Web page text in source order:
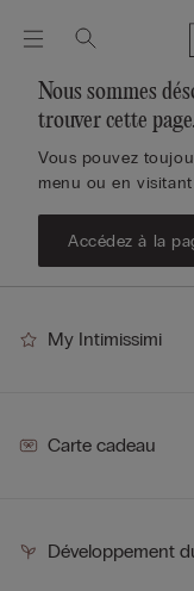
Nous sommes
trouver cette page.
Vous pouvez
menu ou en
Accédez à la
My Intimissimi
Carte cadeau
Développement